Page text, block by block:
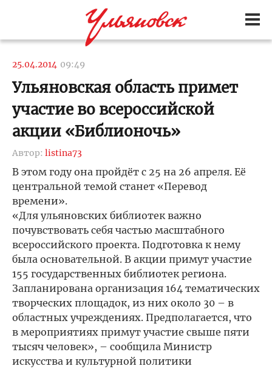
25.04.2014 09:49
Ульяновская область примет
участие во всероссийской
акции «Библионочь»
Автор: listina73
В этом году она пройдёт с 25 на 26 апреля. Её
центральной темой станет «Перевод
времени».
«Для ульяновских библиотек важно
почувствовать себя частью масштабного
всероссийского проекта. Подготовка к нему
была основательной. В акции примут участие
155 государственных библиотек региона.
Запланирована организация 164 тематических
творческих площадок, из них около 30 – в
областных учреждениях. Предполагается, что
в мероприятиях примут участие свыше пяти
тысяч человек», – сообщила Министр
искусства и культурной политики